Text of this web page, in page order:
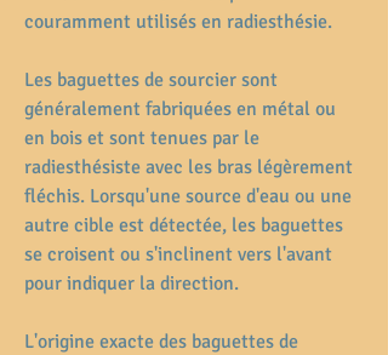
couramment utilisés en radiesthésie.
Les baguettes de sourcier sont
généralement fabriquées en métal ou
en bois et sont tenues par le
radiesthésiste avec les bras légèrement
fléchis. Lorsqu'une source d'eau ou une
autre cible est détectée, les baguettes
se croisent ou s'inclinent vers l'avant
pour indiquer la direction.
L'origine exacte des baguettes de